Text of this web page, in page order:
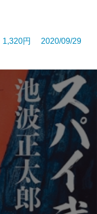
円 2020/09/29